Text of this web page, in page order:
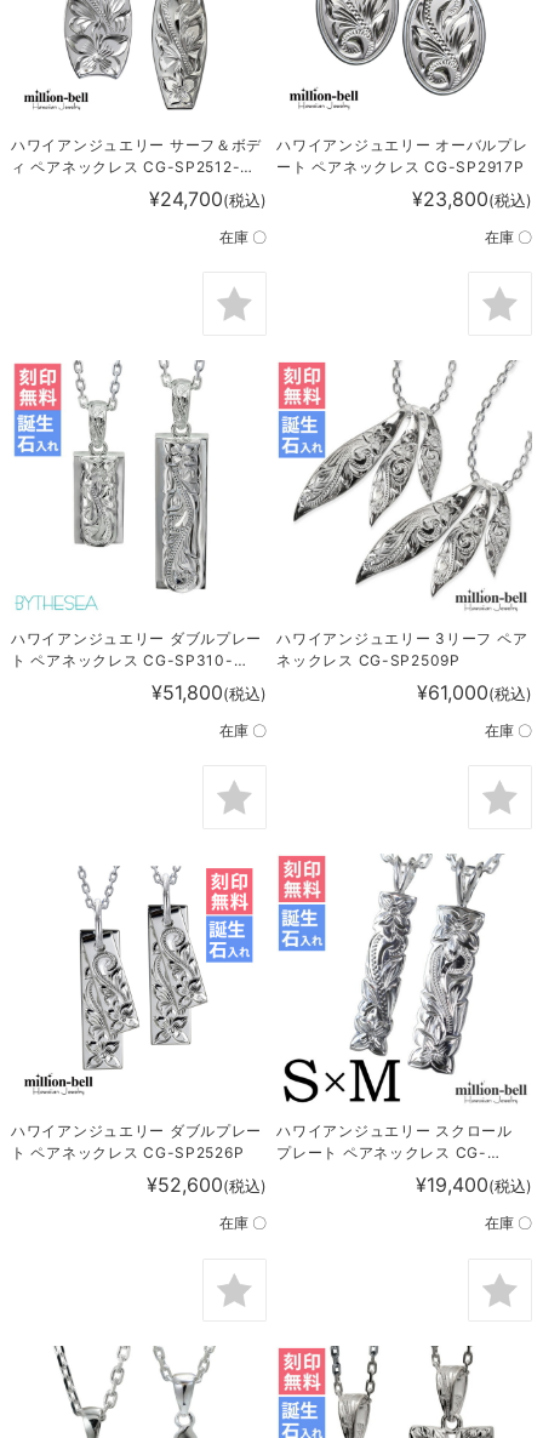
ハワイアンジュエリー サーフ＆ボデ
ィ ペアネックレス CG-SP2512-
¥24,700(税込)
在庫 〇
ハワイアンジュエリー オーバルプレ
ート ペアネックレス CG-SP2917P
¥23,800(税込)
在庫 〇
ハワイアンジュエリー ダブルプレー
ト ペアネックレス CG-SP310-
¥51,800(税込)
在庫 〇
ハワイアンジュエリー 3リーフ ペア
ネックレス CG-SP2509P
¥61,000(税込)
在庫 〇
ハワイアンジュエリー ダブルプレー
ト ペアネックレス CG-SP2526P
¥52,600(税込)
在庫 〇
ハワイアンジュエリー スクロール
プレート ペアネックレス CG-
¥19,400(税込)
在庫 〇